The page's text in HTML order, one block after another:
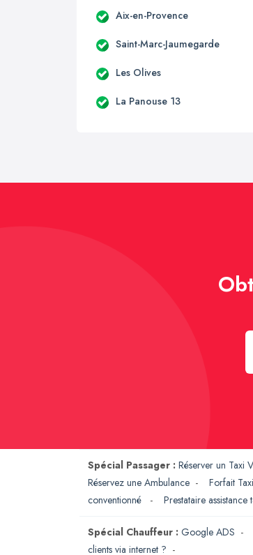
Aix-en-Provence
Saint-Marc-Jaumegarde
Les Olives
La Panouse 13
Spécial Passager : Réserver un Taxi
Réservez une Ambulance - Forfait
conventionné
- Prestataire assistance
Spécial Chauffeur : Google ADS -
clients via internet ? -